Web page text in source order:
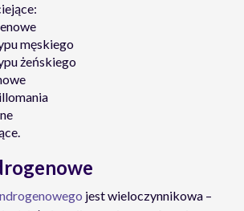
męskiego
żeńskiego
jest wieloczynnikowa –